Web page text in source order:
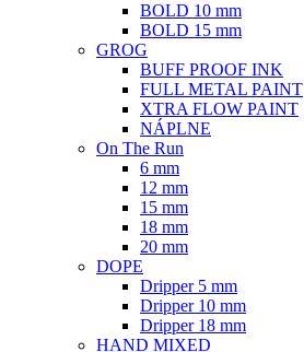
BOLD 10 mm
BOLD 15 mm
GROG
BUFF PROOF INK
FULL METAL PAINT
XTRA FLOW PAINT
NÁPLNE
On The Run
6 mm
12 mm
15 mm
18 mm
20 mm
DOPE
Dripper 5 mm
Dripper 10 mm
Dripper 18 mm
HAND MIXED